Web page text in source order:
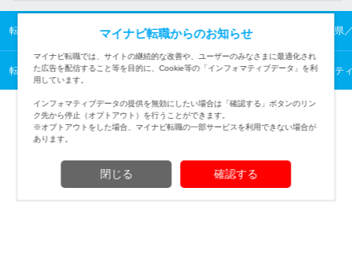
転職TOP 東北の転職・求人情報TOP 秋田県の転職・求人情報TOP 秋田県
転職TOP 企画・経営から探す 企画・経営の転職・求人情報一覧 マーケテ
(c) Mynavi Corporation
マイナビ転職からのお知らせ
マイナビ転職では、サイトの継続的な改善や、ユーザーのみなさまに最適化され
た広告を配信すること等を目的に、Cookie等の「インフォマティブデータ」を利
用しています。
インフォマティブデータの提供を無効にしたい場合は「確認する」ボタンのリン
ク先から停止（オプトアウト）を行うことができます。
※オプトアウトをした場合、マイナビ転職の一部サービスを利用できない場合が
あります。
閉じる 確認する